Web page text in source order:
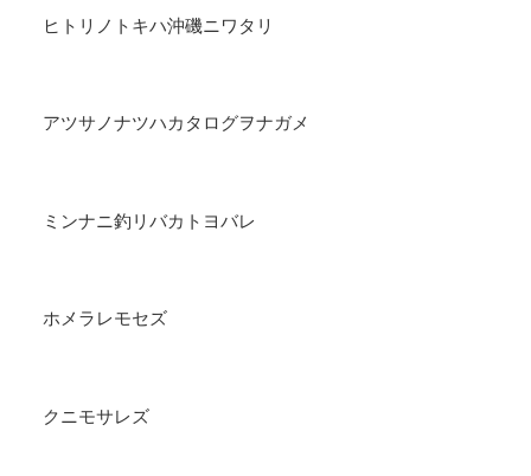
ヒトリノトキハ沖磯ニワタリ
アツサノナツハカタログヲナガメ
ミンナニ釣リバカトヨバレ
ホメラレモセズ
クニモサレズ